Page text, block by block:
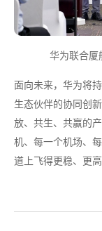
华为联合厦
面向未来，华为将
生态伙伴的协同创
放、共生、共赢的
机、每一个机场、
道上飞得更稳、更高